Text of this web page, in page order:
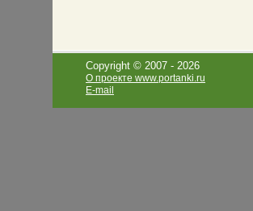
Copyright © 2007 - 2026
О проекте www.portanki.ru
E-mail